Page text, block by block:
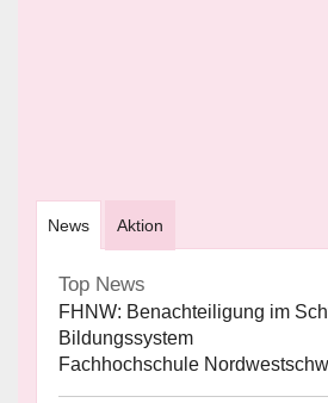
News Aktion
Top News
FHNW: Benachteiligung im
Bildungssystem
Fachhochschule